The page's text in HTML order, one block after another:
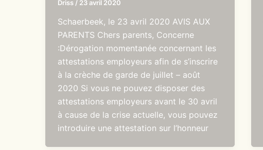
Driss / 23 avril 2020
Schaerbeek, le 23 avril 2020 AVIS AUX
PARENTS Chers parents, Concerne
:Dérogation momentanée concernant les
attestations employeurs afin de s’inscrire
à la crèche de garde de juillet – août
2020 Si vous ne pouvez disposer des
attestations employeurs avant le 30 avril
à cause de la crise actuelle, vous pouvez
introduire une attestation sur l’honneur